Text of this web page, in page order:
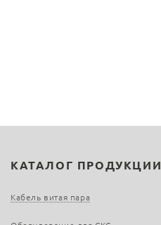
КАТАЛОГ ПРОДУКЦИИ
Кабель витая пара